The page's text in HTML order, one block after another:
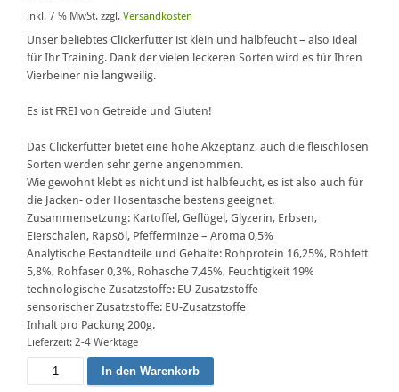
inkl. 7 % MwSt. zzgl. Versandkosten
Unser beliebtes Clickerfutter ist klein und halbfeucht – also ideal
für Ihr Training. Dank der vielen leckeren Sorten wird es für Ihren
Vierbeiner nie langweilig.
Es ist FREI von Getreide und Gluten!
Das Clickerfutter bietet eine hohe Akzeptanz, auch die fleischlosen
Sorten werden sehr gerne angenommen.
Wie gewohnt klebt es nicht und ist halbfeucht, es ist also auch für
die Jacken- oder Hosentasche bestens geeignet.
Zusammensetzung: Kartoffel, Geflügel, Glyzerin, Erbsen,
Eierschalen, Rapsöl, Pfefferminze – Aroma 0,5%
Analytische Bestandteile und Gehalte: Rohprotein 16,25%, Rohfett
5,8%, Rohfaser 0,3%, Rohasche 7,45%, Feuchtigkeit 19%
technologische Zusatzstoffe: EU-Zusatzstoffe
sensorischer Zusatzstoffe: EU-Zusatzstoffe
Inhalt pro Packung 200g.
Lieferzeit: 2-4 Werktage
Clickerfutter
SOFT
In den Warenkorb